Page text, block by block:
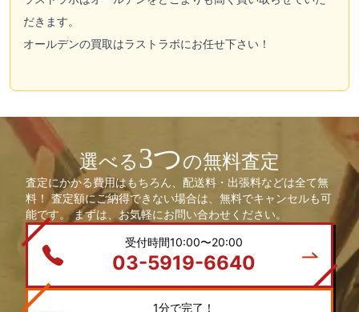
だきます。
オールデンの買取はラストラボにお任せ下さい！
選べる3つの無料査定
査定にかかる費用はもちろん、配送料・出張料などは全て無
料！ 査定額にご納得できない場合は、無料でキャンセルも可
能です。 まずは、お気軽にお問い合わせください。
受付時間10:00〜20:00
03-5919-6640
1分で完了！